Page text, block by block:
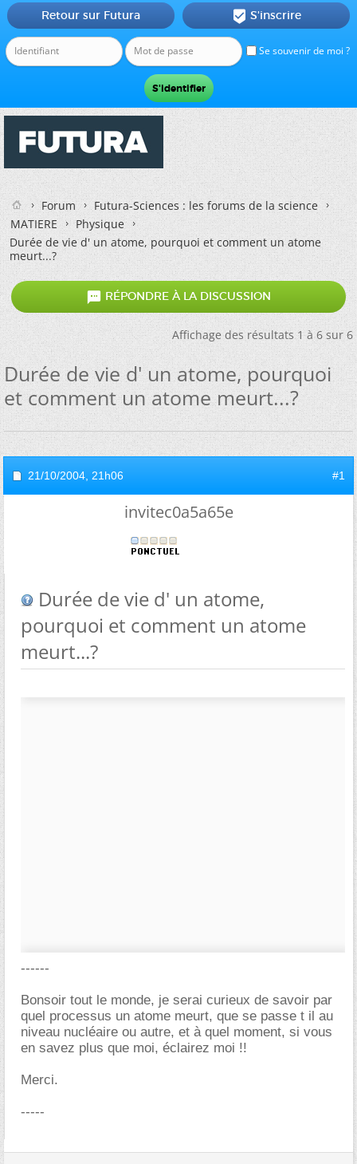
Se souvenir de moi ?
Retour sur Futura  S'inscrire
Forum
Futura-Sciences : les forums de la science
MATIERE
Physique
Durée de vie d' un atome, pourquoi et comment un atome
meurt...?
 RÉPONDRE À LA DISCUSSION
Affichage des résultats 1 à 6 sur 6
Durée de vie d' un atome, pourquoi
et comment un atome meurt...?
21/10/2004, 21h06 #1
invitec0a5a65e
Durée de vie d' un atome,
pourquoi et comment un atome
meurt...?
------
Bonsoir tout le monde, je serai curieux de savoir par
quel processus un atome meurt, que se passe t il au
niveau nucléaire ou autre, et à quel moment, si vous
en savez plus que moi, éclairez moi !!
Merci.
-----